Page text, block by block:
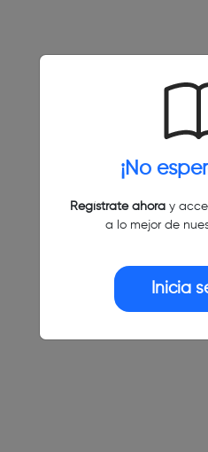
¡No
Regístrate ahoray
a lo mejor de
Inicia